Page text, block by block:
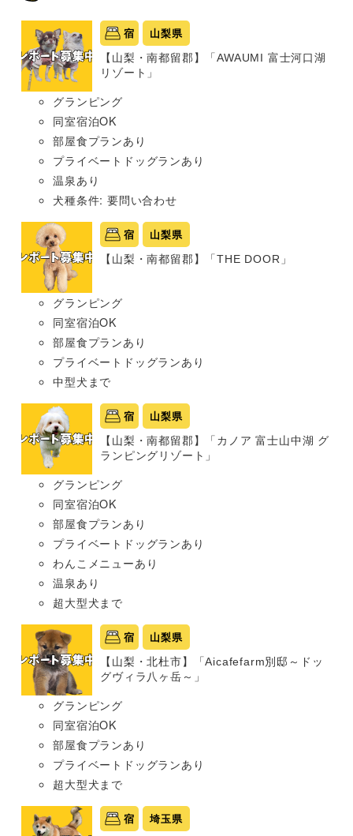
宿 山梨県
【山梨・南都留郡】「AWAUMI 富士河口湖
リゾート」
グランピング
同室宿泊OK
部屋食プランあり
プライベートドッグランあり
温泉あり
犬種条件: 要問い合わせ
宿 山梨県
【山梨・南都留郡】「THE DOOR」
グランピング
同室宿泊OK
部屋食プランあり
プライベートドッグランあり
中型犬まで
宿 山梨県
【山梨・南都留郡】「カノア 富士山中湖 グ
ランピングリゾート」
グランピング
同室宿泊OK
部屋食プランあり
プライベートドッグランあり
わんこメニューあり
温泉あり
超大型犬まで
宿 山梨県
【山梨・北杜市】「Aicafefarm別邸～ドッ
グヴィラ八ヶ岳～」
グランピング
同室宿泊OK
部屋食プランあり
プライベートドッグランあり
超大型犬まで
宿 埼玉県